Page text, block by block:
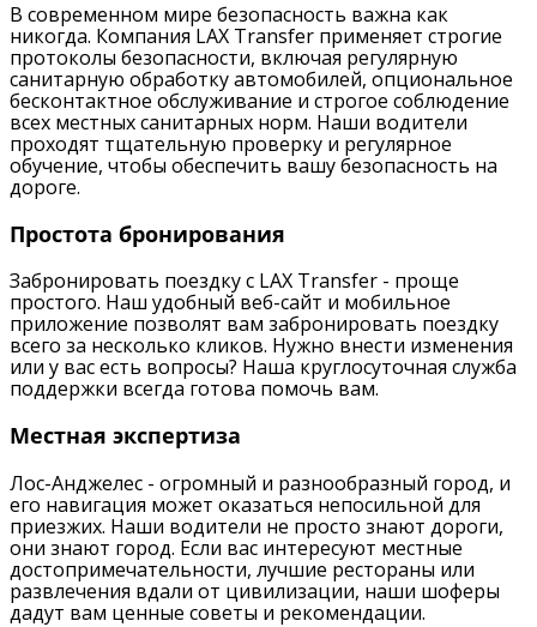
В современном мире безопасность важна как
никогда. Компания LAX Transfer применяет строгие
протоколы безопасности, включая регулярную
санитарную обработку автомобилей, опциональное
бесконтактное обслуживание и строгое соблюдение
всех местных санитарных норм. Наши водители
проходят тщательную проверку и регулярное
обучение, чтобы обеспечить вашу безопасность на
дороге.
Простота бронирования
Забронировать поездку с LAX Transfer - проще
простого. Наш удобный веб-сайт и мобильное
приложение позволят вам забронировать поездку
всего за несколько кликов. Нужно внести изменения
или у вас есть вопросы? Наша круглосуточная служба
поддержки всегда готова помочь вам.
Местная экспертиза
Лос-Анджелес - огромный и разнообразный город, и
его навигация может оказаться непосильной для
приезжих. Наши водители не просто знают дороги,
они знают город. Если вас интересуют местные
достопримечательности, лучшие рестораны или
развлечения вдали от цивилизации, наши шоферы
дадут вам ценные советы и рекомендации.